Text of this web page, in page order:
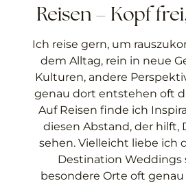
Reisen – Kopf
Ich reise gern, um
dem Alltag, rein in neue
Kulturen, andere
genau dort entstehen oft
Auf Reisen finde ich
diesen Abstand, der hilft,
sehen. Vielleicht liebe ich
Destination Weddings
besondere Orte oft